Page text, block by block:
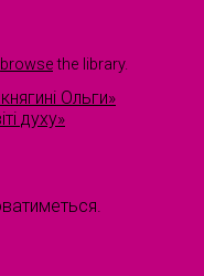
browsethe library.
Ольги»
духу»